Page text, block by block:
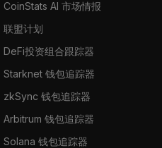
CoinStats AI 市场情报
联盟计划
DeFi投资组合跟踪器
Starknet 钱包追踪器
zkSync 钱包追踪器
Arbitrum 钱包追踪器
Solana 钱包追踪器